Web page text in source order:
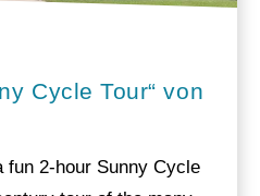
Cycle Tour“ von
fun 2-hour Sunny Cycle